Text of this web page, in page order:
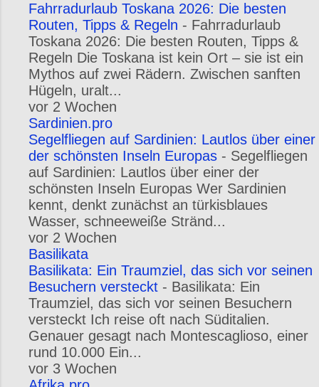
Fahrradurlaub Toskana 2026: Die besten
Routen, Tipps & Regeln - Fahrradurlaub
Toskana 2026: Die besten Routen, Tipps &
Regeln Die Toskana ist kein Ort – sie ist ein
Mythos auf zwei Rädern. Zwischen sanften
Hügeln, uralt...
vor 2 Wochen
Sardinien.pro
Segelfliegen auf Sardinien: Lautlos über einer
der schönsten Inseln Europas - Segelfliegen
auf Sardinien: Lautlos über einer der
schönsten Inseln Europas Wer Sardinien
kennt, denkt zunächst an türkisblaues
Wasser, schneeweiße Stränd...
vor 2 Wochen
Basilikata
Basilikata: Ein Traumziel, das sich vor seinen
Besuchern versteckt - Basilikata: Ein
Traumziel, das sich vor seinen Besuchern
versteckt Ich reise oft nach Süditalien.
Genauer gesagt nach Montescaglioso, einer
rund 10.000 Ein...
vor 3 Wochen